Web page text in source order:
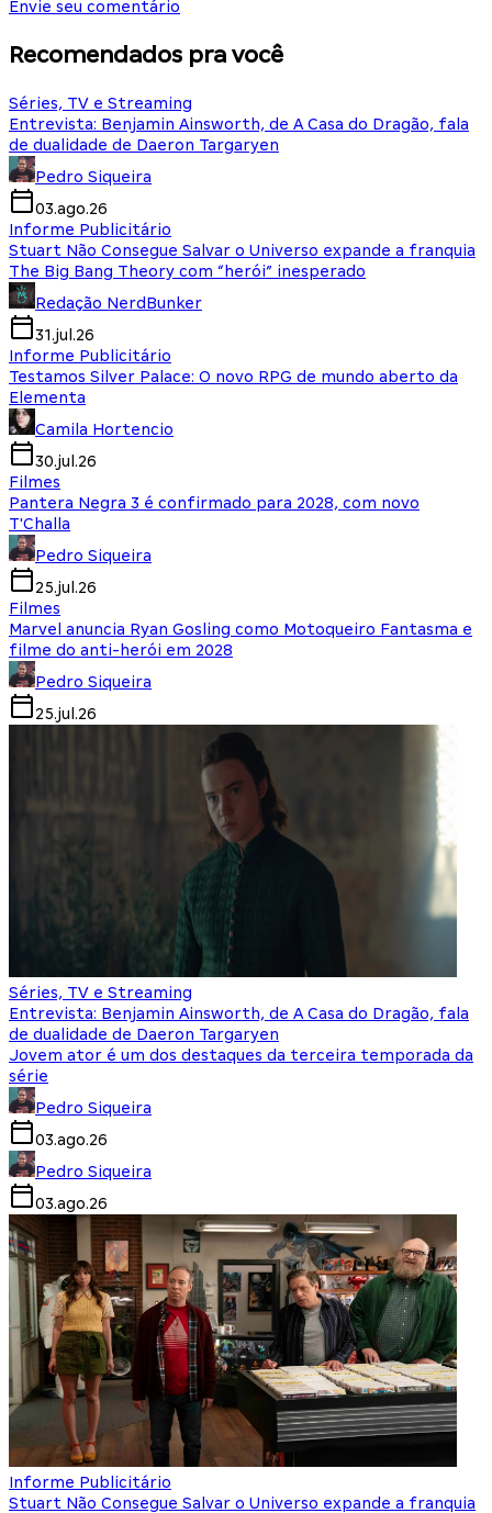
Envie seu comentário
Recomendados pra você
Séries, TV e Streaming
Entrevista: Benjamin Ainsworth, de A Casa do Dragão, fala
de dualidade de Daeron Targaryen
Pedro Siqueira
03.ago.26
Informe Publicitário
Stuart Não Consegue Salvar o Universo expande a franquia
The Big Bang Theory com “herói” inesperado
Redação NerdBunker
31.jul.26
Informe Publicitário
Testamos Silver Palace: O novo RPG de mundo aberto da
Elementa
Camila Hortencio
30.jul.26
Filmes
Pantera Negra 3 é confirmado para 2028, com novo
T'Challa
Pedro Siqueira
25.jul.26
Filmes
Marvel anuncia Ryan Gosling como Motoqueiro Fantasma e
filme do anti-herói em 2028
Pedro Siqueira
25.jul.26
Séries, TV e Streaming
Entrevista: Benjamin Ainsworth, de A Casa do Dragão, fala
de dualidade de Daeron Targaryen
Jovem ator é um dos destaques da terceira temporada da
série
Pedro Siqueira
03.ago.26
Pedro Siqueira
03.ago.26
Informe Publicitário
Stuart Não Consegue Salvar o Universo expande a franquia